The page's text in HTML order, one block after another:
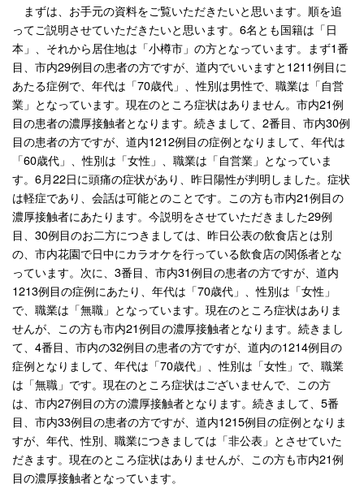
まずは、お手元の資料をご覧いただきたいと思います。順を追
ってご説明させていただきたいと思います。6名とも国籍は「日
本」、それから居住地は「小樽市」の方となっています。まず1番
目、市内29例目の患者の方ですが、道内でいいますと1211例目に
あたる症例で、年代は「70歳代」、性別は男性で、職業は「自営
業」となっています。現在のところ症状はありません。市内21例
目の患者の濃厚接触者となります。続きまして、2番目、市内30例
目の患者の方ですが、道内1212例目の症例となりまして、年代は
「60歳代」、性別は「女性」、職業は「自営業」となっていま
す。6月22日に頭痛の症状があり、昨日陽性が判明しました。症状
は軽症であり、会話は可能とのことです。この方も市内21例目の
濃厚接触者にあたります。今説明をさせていただきました29例
目、30例目のお二方につきましては、昨日公表の飲食店とは別
の、市内花園で日中にカラオケを行っている飲食店の関係者とな
っています。次に、3番目、市内31例目の患者の方ですが、道内
1213例目の症例にあたり、年代は「70歳代」、性別は「女性」
で、職業は「無職」となっています。現在のところ症状はありま
せんが、この方も市内21例目の濃厚接触者となります。続きまし
て、4番目、市内の32例目の患者の方ですが、道内の1214例目の
症例となりまして、年代は「70歳代」、性別は「女性」で、職業
は「無職」です。現在のところ症状はございませんで、この方
は、市内27例目の方の濃厚接触者となります。続きまして、5番
目、市内33例目の患者の方ですが、道内1215例目の症例となりま
すが、年代、性別、職業につきましては「非公表」とさせていた
だきます。現在のところ症状はありませんが、この方も市内21例
目の濃厚接触者となっています。